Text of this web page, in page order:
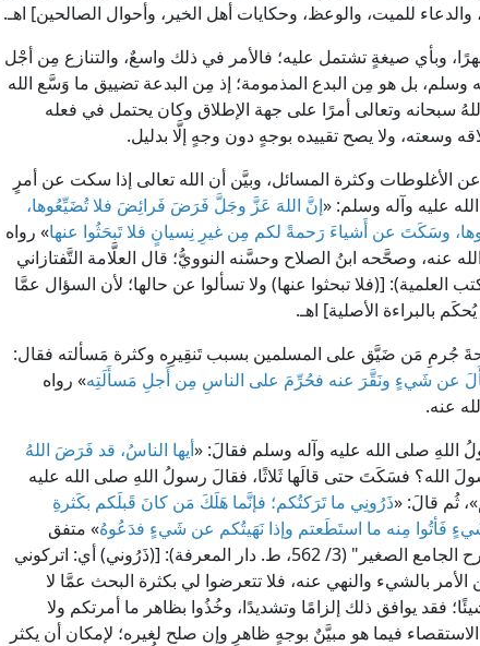
للميت، والوعظ، وحكايات أهل الخير، وأحوال الصالحين] اهـ.
وبأي صيغةٍ تشتمل عليه؛ فالأمر في ذلك واسعٌ، والتنازع مِن أجْل
وسلم، بل هو مِن البدع المذمومة؛ إذ مِن البدعة تضييق ما وَسَّع الله
سبحانه وتعالى أمرًا على جهة الإطلاق وكان يحتمل في فعله
وسعته، ولا يصح تقييده بوجهٍ دون وجهٍ إلَّا بدليل.
الأغلوطات وكثرة المسائل، وبيَّن أن الله تعالى إذا سكت عن أمرٍ
عليه وآله وسلم: «إنَّ اللهَ عَزَّ وجَلَّ فَرَضَ فَرائِضَ فلا تُضَيِّعُوها،
وسَكَتَ عن أَشياءَ رَحمةً لكم مِن غيرِ نِسيانٍ فلا تَبحَثُوا عنها» رواه
عنه، وصحَّحه ابنُ الصلاح وحسَّنه النوويُّ؛ قال العلَّامة التَّفتازاني
النووية" (ص191، ط. دار الكتب العلمية): [(فلا تبحثوا عنها) ولا تسألوا عن حالها؛ لأن السؤال عمَّا
بالبراءة الأصلية] اهـ.
جُرمِ مَن ضَيَّق على المسلمين بسبب تَنقِيرِه وكثرة مَسألته فقال:
عن شَيءٍ ونَقَّرَ عنه فحُرِّمَ على الناسِ مِن أَجلِ مَسأَلَتِه» رواه
عنه.
اللهِ صلى الله عليه وآله وسلم فقالَ: «أيها الناسُ، قد فَرَضَ اللهُ
الله؟ فسَكَتَ حتى قالَها ثَلاثًا، فقالَ رسولُ اللهِ صلى الله عليه
ثُم قالَ: «ذَرُونِي ما تَرَكتُكم؛ فإنَّما هَلَكَ مَن كانَ قَبلَكم بكَثرةِ
فَأتُوا مِنه ما استَطَعتم وإذا نَهَيتُكم عن شَيءٍ فدَعُوهُ» متفق
عليه؛ قال العلَّامة المُناوي في "فَيض القدير شرح الجامع الصغير" (3/ 562، ط. دار المعرفة): [(ذَرُوني) أي: اتركوني
بالشيء والنهي عنه، فلا تتعرضوا لي بكثرة البحث عمَّا لا
فقد يوافق ذلك إلزامًا وتشديدًا، وخُذُوا بظاهر ما أمرتكم ولا
فيما هو مبيَّنٌ بوجهٍ ظاهرٍ وإن صلح لغيره؛ لإمكان أن يكثر